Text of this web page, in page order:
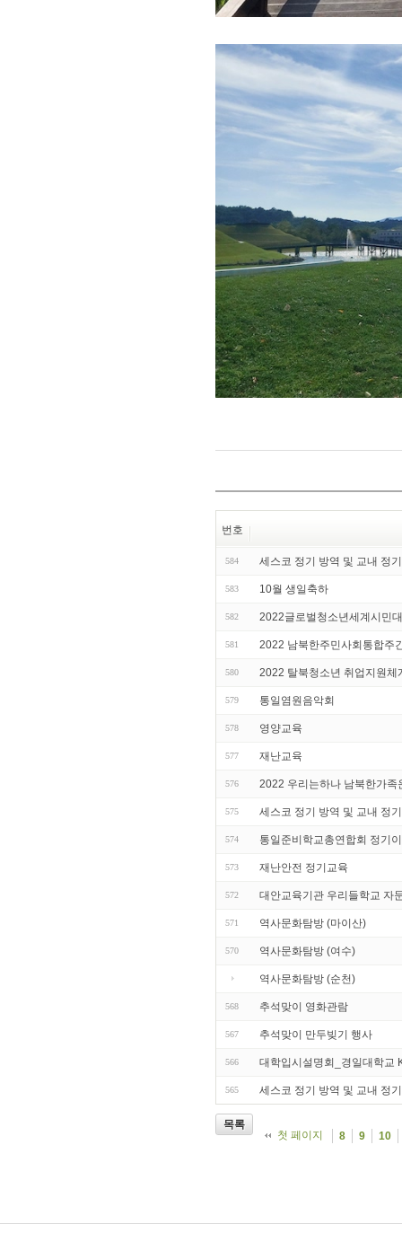
번호
584 세스코 정기 방역 및 교내 정
583 10월 생일축하
582 2022글로벌청소년세계시민
581 2022 남북한주민사회통합주
580 2022 탈북청소년 취업지원체
579 통일염원음악회
578 영양교육
577 재난교육
576 2022 우리는하나 남북한가족
575 세스코 정기 방역 및 교내 정
574 통일준비학교총연합회 정기
573 재난안전 정기교육
572 대안교육기관 우리들학교 자
571 역사문화탐방 (마이산)
570 역사문화탐방 (여수)
역사문화탐방 (순천)
568 추석맞이 영화관람
567 추석맞이 만두빚기 행사
566 대학입시설명회_경일대학교
565 세스코 정기 방역 및 교내 정
목록
첫 페이지
8 9 10